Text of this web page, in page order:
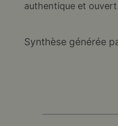
authentique et
Synthèse générée